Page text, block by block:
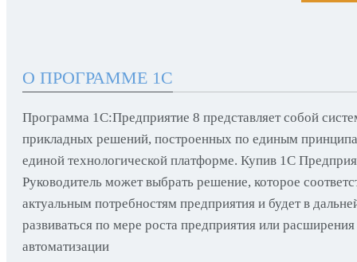
О ПРОГРАММЕ 1С
Программа 1С:Предприятие 8 представляет собой
прикладных решений, построенных по единым
единой технологической платформе. Купив 1С
Руководитель может выбрать решение, которое
актуальным потребностям предприятия и будет в
развиваться по мере роста предприятия или расширения
автоматизации